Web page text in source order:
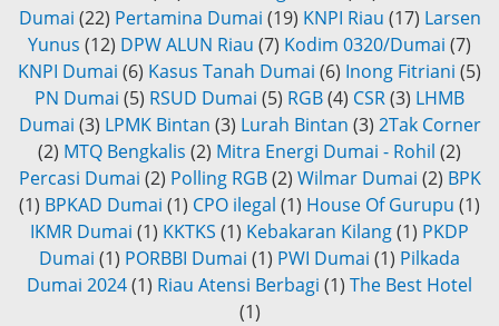
Dumai (22) Pertamina Dumai (19) KNPI Riau (17) Larsen
Yunus (12) DPW ALUN Riau (7) Kodim 0320/Dumai (7)
KNPI Dumai (6) Kasus Tanah Dumai (6) Inong Fitriani (5)
PN Dumai (5) RSUD Dumai (5) RGB(4) CSR(3) LHMB
Dumai (3) LPMK Bintan (3) Lurah Bintan (3) 2Tak Corner
(2) MTQ Bengkalis (2) Mitra Energi Dumai - Rohil (2)
Percasi Dumai (2) Polling RGB (2) Wilmar Dumai (2) BPK
(1) BPKAD Dumai (1) CPO ilegal (1) House Of Gurupu (1)
IKMR Dumai (1) KKTKS (1) Kebakaran Kilang(1) PKDP
Dumai (1) PORBBI Dumai (1) PWI Dumai (1) Pilkada
Dumai 2024(1) Riau Atensi Berbagi (1) The Best Hotel
(1)